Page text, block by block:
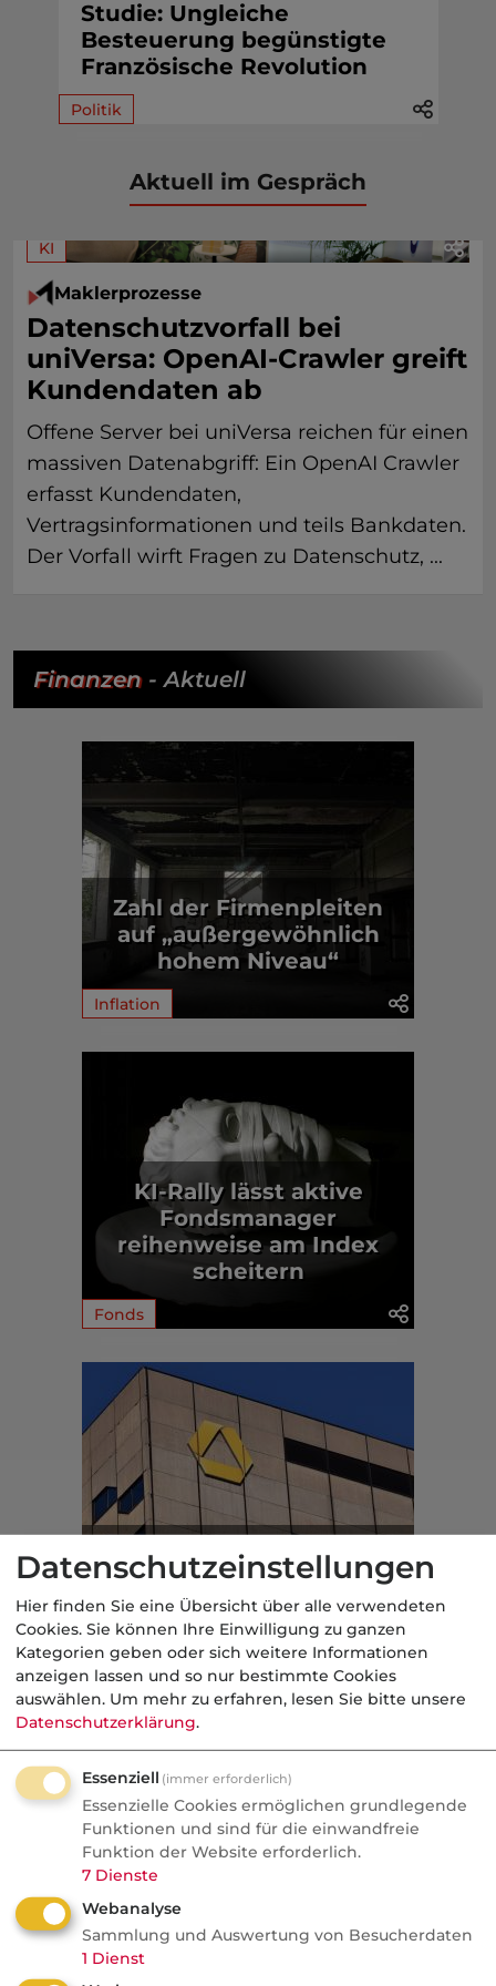
Studie: Ungleiche
Besteuerung begünstigte
Französische Revolution
Politik
Aktuell im Gespräch
KI
Maklerprozesse
Datenschutzvorfall bei
uniVersa: OpenAI-Crawler greift
Kundendaten ab
Offene Server bei uniVersa reichen für einen
massiven Datenabgriff: Ein OpenAI Crawler
erfasst Kundendaten,
Vertragsinformationen und teils Bankdaten.
Der Vorfall wirft Fragen zu Datenschutz, ...
Finanzen- Aktuell
Zahl der Firmenpleiten
auf „außergewöhnlich
hohem Niveau“
Inflation
KI-Rally lässt aktive
Fondsmanager
reihenweise am Index
scheitern
Fonds
Commerzbank meldet
Rekordgewinn
Wirtschaft
Aus der dvb-Redaktion
Politik
Nachrichten
Sorgen um Deutschlands
Kreditwürdigkeit
Die Bundesrepublik gehört zu den rund
einem Dutzend Staaten weltweit, denen
die Ratingagenturen mit der Bestnote
Datenschutzeinstellungen
Hier finden Sie eine Übersicht über alle verwendeten
Cookies. Sie können Ihre Einwilligung zu ganzen
Kategorien geben oder sich weitere Informationen
anzeigen lassen und so nur bestimmte Cookies
auswählen. Um mehr zu erfahren, lesen Sie bitte unsere
Datenschutzerklärung.
Essenziell (immer erforderlich)
Essenzielle Cookies ermöglichen grundlegende
Funktionen und sind für die einwandfreie
Funktion der Website erforderlich.
7 Dienste
Webanalyse
Sammlung und Auswertung von Besucherdaten
1 Dienst